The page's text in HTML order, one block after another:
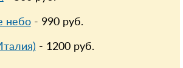
небо- 990руб.
- 1200руб.